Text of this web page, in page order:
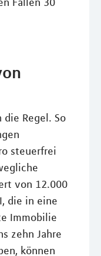
Regel. So
steuerfrei
von 12.000
die in eine
Immobilie
zehn Jahre
können